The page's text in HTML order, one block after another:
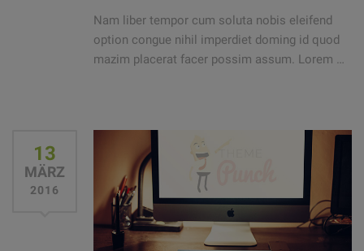
Nam liber tempor cum soluta nobis eleifend
option congue nihil imperdiet doming id quod
mazim placerat facer possim assum. Lorem …
13
MÄRZ
2016